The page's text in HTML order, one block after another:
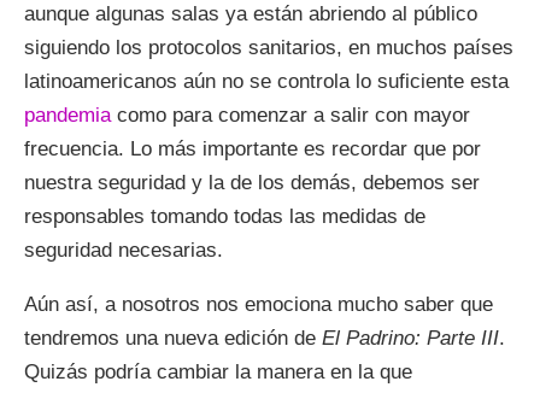
aunque algunas salas ya están abriendo al público
siguiendo los protocolos sanitarios, en muchos países
latinoamericanos aún no se controla lo suficiente esta
pandemiacomo para comenzar a salir con mayor
frecuencia. Lo más importante es recordar que por
nuestra seguridad y la de los demás, debemos ser
responsables tomando todas las medidas de
seguridad necesarias.
Aún así, a nosotros nos emociona mucho saber que
tendremos una nueva edición de El Padrino: Parte III.
Quizás podría cambiar la manera en la que